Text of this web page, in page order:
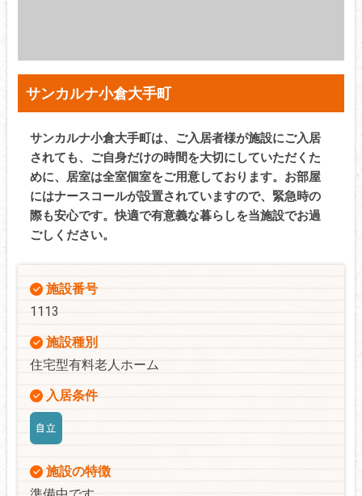
サンカルナ小倉大手町
サンカルナ小倉大手町は、ご入居者様が施設にご入居
されても、ご自身だけの時間を大切にしていただくた
めに、居室は全室個室をご用意しております。お部屋
にはナースコールが設置されていますので、緊急時の
際も安心です。快適で有意義な暮らしを当施設でお過
ごしください。
施設番号
1113
施設種別
住宅型有料老人ホーム
入居条件
施設の特徴